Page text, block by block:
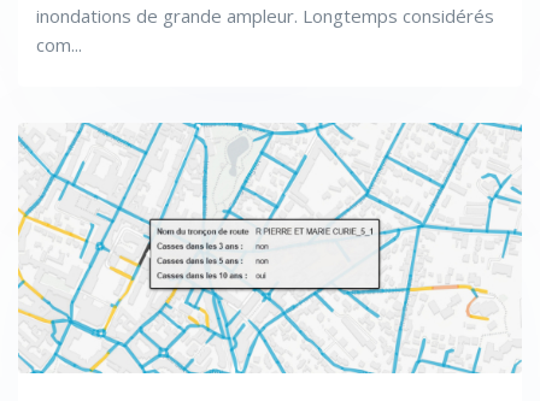
inondations de grande ampleur. Longtemps considérés
com...